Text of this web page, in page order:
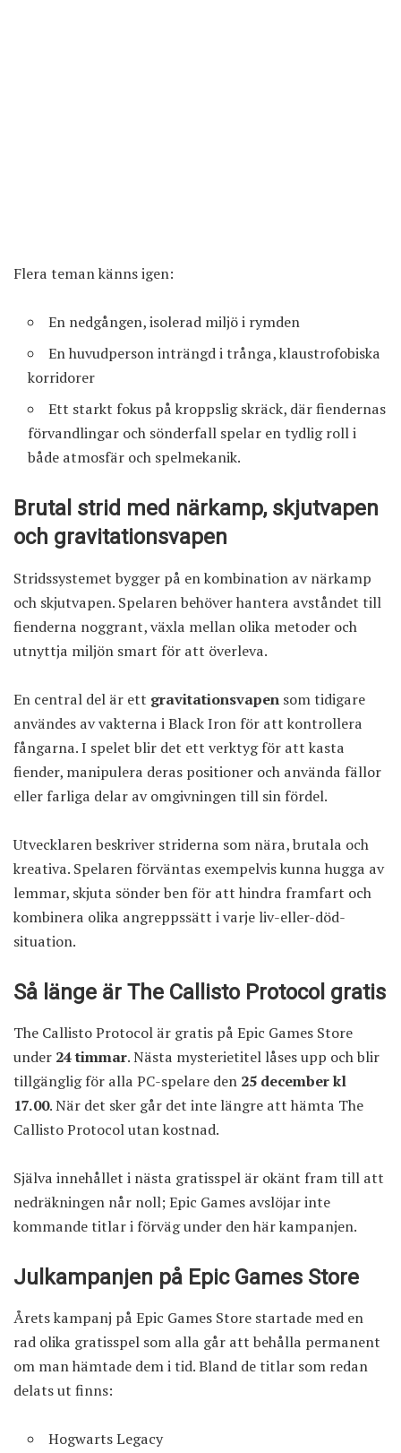
Flera teman känns igen:
En nedgången, isolerad miljö i rymden
En huvudperson inträngd i trånga, klaustrofobiska
korridorer
Ett starkt fokus på kroppslig skräck, där fiendernas
förvandlingar och sönderfall spelar en tydlig roll i
både atmosfär och spelmekanik.
Brutal strid med närkamp, skjutvapen
och gravitationsvapen
Stridssystemet bygger på en kombination av närkamp
och skjutvapen. Spelaren behöver hantera avståndet till
fienderna noggrant, växla mellan olika metoder och
utnyttja miljön smart för att överleva.
En central del är ett gravitationsvapen som tidigare
användes av vakterna i Black Iron för att kontrollera
fångarna. I spelet blir det ett verktyg för att kasta
fiender, manipulera deras positioner och använda fällor
eller farliga delar av omgivningen till sin fördel.
Utvecklaren beskriver striderna som nära, brutala och
kreativa. Spelaren förväntas exempelvis kunna hugga av
lemmar, skjuta sönder ben för att hindra framfart och
kombinera olika angreppssätt i varje liv-eller-död-
situation.
Så länge är The Callisto Protocol gratis
The Callisto Protocol är gratis på Epic Games Store
under 24 timmar. Nästa mysterietitel låses upp och blir
tillgänglig för alla PC-spelare den 25 december kl
17.00. När det sker går det inte längre att hämta The
Callisto Protocol utan kostnad.
Själva innehållet i nästa gratisspel är okänt fram till att
nedräkningen når noll; Epic Games avslöjar inte
kommande titlar i förväg under den här kampanjen.
Julkampanjen på Epic Games Store
Årets kampanj på Epic Games Store startade med en
rad olika gratisspel som alla går att behålla permanent
om man hämtade dem i tid. Bland de titlar som redan
delats ut finns:
Hogwarts Legacy